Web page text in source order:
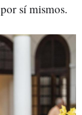
sí mismos.